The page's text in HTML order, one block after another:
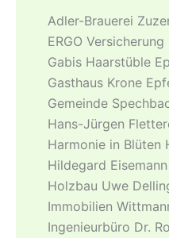
Adler-Brauerei
ERGO
Gabis Haarstüble
Gasthaus Krone
Gemeinde
Hans-Jürgen
Harmonie in Blüten
Hildegard
Holzbau Uwe
Immobilien
Ingenieurbüro Dr.